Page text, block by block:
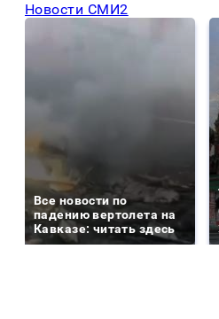
Новости СМИ2
Все новости по
падению вертолета на
Кавказе: читать здесь